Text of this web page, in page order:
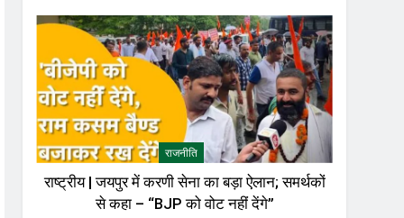
राजनीति
राष्ट्रीय | जयपुर में करणी सेना का बड़ा ऐलान; समर्थकों
से कहा – “BJP को वोट नहीं देंगे”